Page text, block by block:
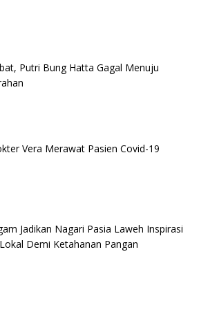
Putri Bung Hatta Gagal Menuju
Vera Merawat Pasien Covid-19
Jadikan Nagari Pasia Laweh Inspirasi
Demi Ketahanan Pangan